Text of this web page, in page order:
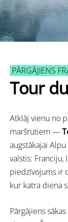
PĀRGĀJIENS
Tour
Atklāj vienu no
maršrutiem —
augstākajai
valstis: Franciju,
piedzīvojums ir
kur katra diena
Pārgājiens